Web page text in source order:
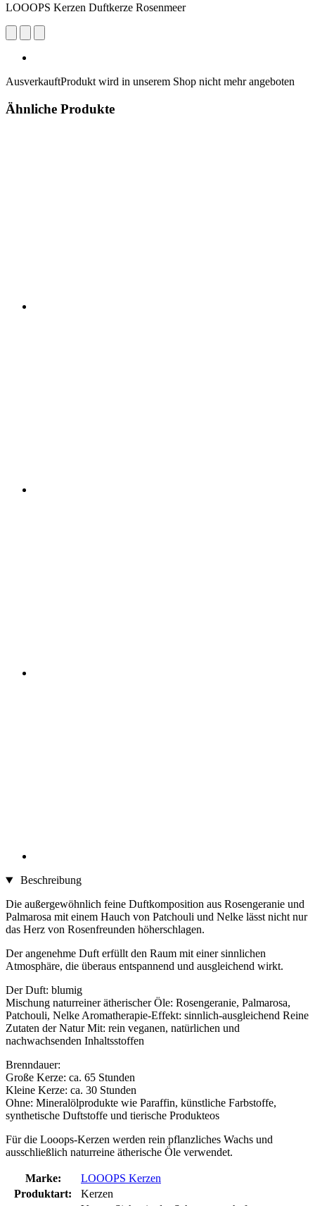
LOOOPS Kerzen Duftkerze Rosenmeer
AusverkauftProdukt wird in unserem Shop nicht mehr angeboten
Ähnliche Produkte
Beschreibung
Die außergewöhnlich feine Duftkomposition aus Rosengeranie und
Palmarosa mit einem Hauch von Patchouli und Nelke lässt nicht nur
das Herz von Rosenfreunden höherschlagen.
Der angenehme Duft erfüllt den Raum mit einer sinnlichen
Atmosphäre, die überaus entspannend und ausgleichend wirkt.
Der Duft: blumig
Mischung naturreiner ätherischer Öle: Rosengeranie, Palmarosa,
Patchouli, Nelke Aromatherapie-Effekt: sinnlich-ausgleichend Reine
Zutaten der Natur Mit: rein veganen, natürlichen und
nachwachsenden Inhaltsstoffen
Brenndauer:
Große Kerze: ca. 65 Stunden
Kleine Kerze: ca. 30 Stunden
Ohne: Mineralölprodukte wie Paraffin, künstliche Farbstoffe,
synthetische Duftstoffe und tierische Produkteos
Für die Looops-Kerzen werden rein pflanzliches Wachs und
ausschließlich naturreine ätherische Öle verwendet.
Marke:
LOOOPS Kerzen
Produktart:
Kerzen